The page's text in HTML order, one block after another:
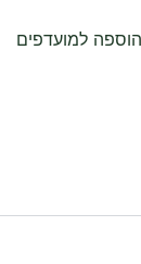
הוספה למועדפים